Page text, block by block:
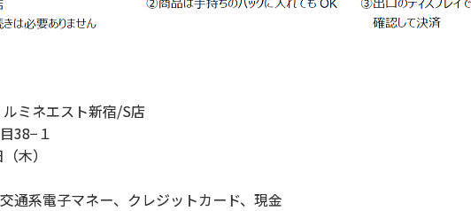
ミネエスト新宿/S店
38−１
木）
通系電子マネー、クレジットカード、現金